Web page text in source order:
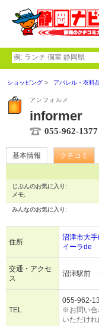
ショッピング アパレル・衣料
アンフォルメ
informer
055-962-1377
基本情報 クチコミ
じぶんのお気に入り:
メモ:
みんなのお気に入り:
住所
沼津市大
イーラde
交通・アクセ
ス
沼津駅前
TEL
055-962-
※お問い合
いただけれ